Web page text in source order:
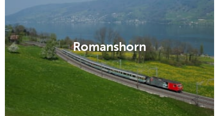
Romanshorn